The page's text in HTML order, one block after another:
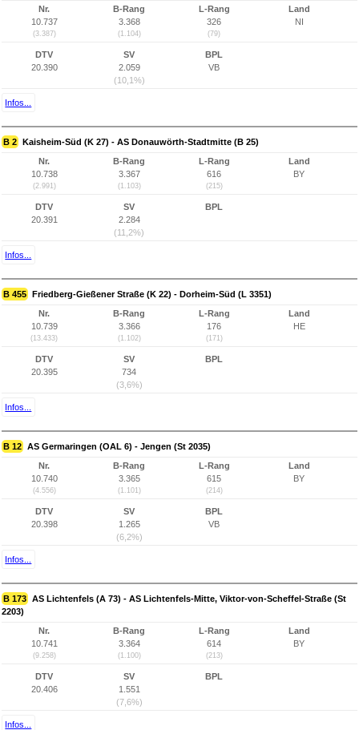
Nr.
10.737
(3.387)
B-Rang
3.368
(1.104)
L-Rang
326
(79)
Land
NI
DTV
20.390
SV
2.059
(10,1%)
BPL
VB
Infos...
B 2 Kaisheim-Süd (K 27) - AS Donauwörth-Stadtmitte (B 25)
Nr.
10.738
(2.991)
B-Rang
3.367
(1.103)
L-Rang
616
(215)
Land
BY
DTV
20.391
SV
2.284
(11,2%)
BPL
Infos...
B 455 Friedberg-Gießener Straße (K 22) - Dorheim-Süd (L 3351)
Nr.
10.739
(13.433)
B-Rang
3.366
(1.102)
L-Rang
176
(171)
Land
HE
DTV
20.395
SV
734
(3,6%)
BPL
Infos...
B 12 AS Germaringen (OAL 6) - Jengen (St 2035)
Nr.
10.740
(4.556)
B-Rang
3.365
(1.101)
L-Rang
615
(214)
Land
BY
DTV
20.398
SV
1.265
(6,2%)
BPL
VB
Infos...
B 173 AS Lichtenfels (A 73) - AS Lichtenfels-Mitte, Viktor-von-Scheffel-Straße (St
2203)
Nr.
10.741
(9.258)
B-Rang
3.364
(1.100)
L-Rang
614
(213)
Land
BY
DTV
20.406
SV
1.551
(7,6%)
BPL
Infos...